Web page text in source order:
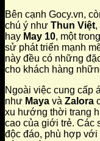
Bên cạnh Gocy.vn,
chú ý như Thun Việt,
hay May 10, một
sử phát triển mạnh
này đều có những
cho khách hàng
Ngoài việc cung cấp
như Maya và Zalora
xu hướng thời trang
cao của giới trẻ. Các
độc đáo, phù hợp với